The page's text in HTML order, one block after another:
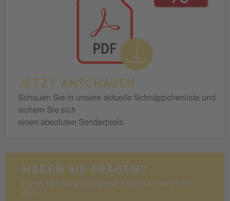
JETZT ANSCHAUEN
Schauen Sie in unsere aktuelle Schnäppchenliste und
sichern Sie sich
einen absoluten Sonderpreis.
HABEN SIE FRAGEN?
DANN NEHMEN SIE GERNE KONTAKT MIT UNS
AUF!